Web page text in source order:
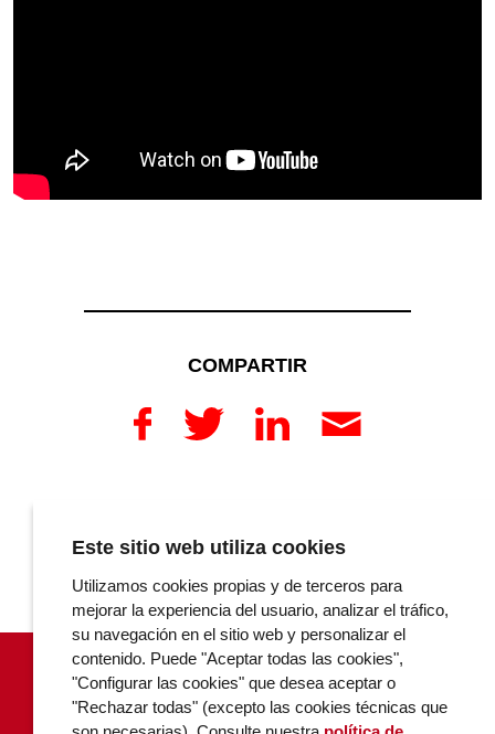
COMPARTIR
Este sitio web utiliza cookies
Utilizamos cookies propias y de terceros para
mejorar la experiencia del usuario, analizar el tráfico,
su navegación en el sitio web y personalizar el
contenido. Puede "Aceptar todas las cookies",
"Configurar las cookies" que desea aceptar o
"Rechazar todas" (excepto las cookies técnicas que